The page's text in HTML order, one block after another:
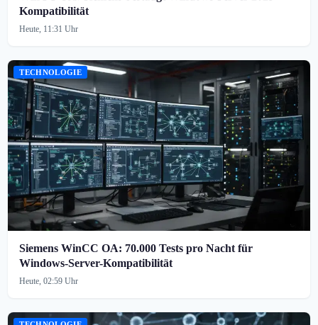
Kompatibilität
Heute, 11:31 Uhr
TECHNOLOGIE
Siemens WinCC OA: 70.000 Tests pro Nacht für
Windows-Server-Kompatibilität
Heute, 02:59 Uhr